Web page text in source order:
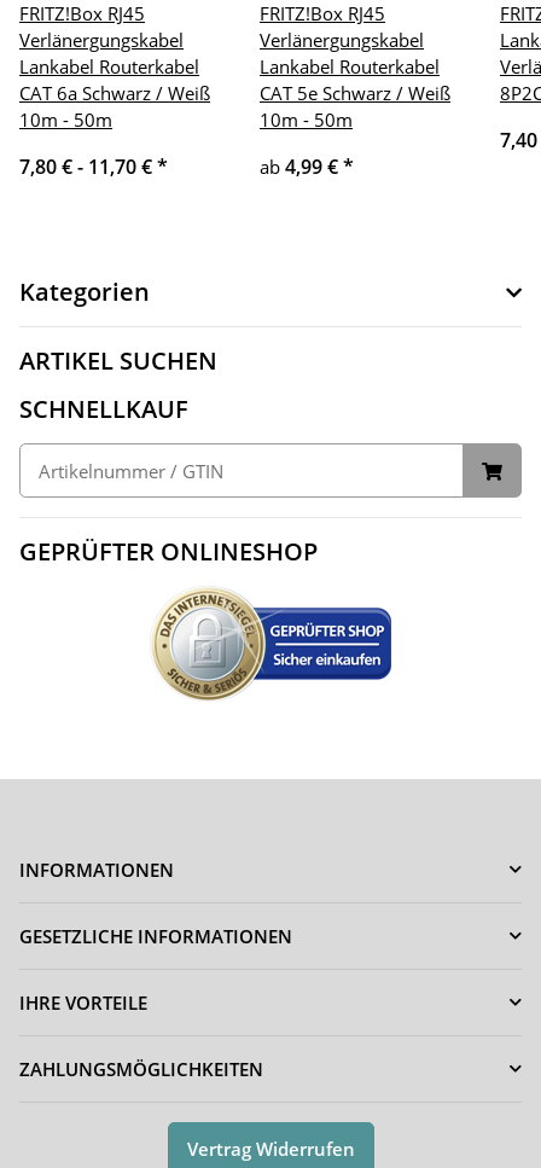
FRITZ!Box RJ45
Verlänergungskabel
Lankabel Routerkabel
CAT 6a Schwarz / Weiß
10m - 50m
7,80 € - 11,70 €*
FRITZ!Box RJ45
Verlänergungskabel
Lankabel Routerkabel
CAT 5e Schwarz / Weiß
10m - 50m
ab 4,99 €*
Kategorien
ARTIKEL SUCHEN
SCHNELLKAUF
GEPRÜFTER ONLINESHOP
INFORMATIONEN
GESETZLICHE INFORMATIONEN
IHRE VORTEILE
ZAHLUNGSMÖGLICHKEITEN
Vertrag Widerrufen